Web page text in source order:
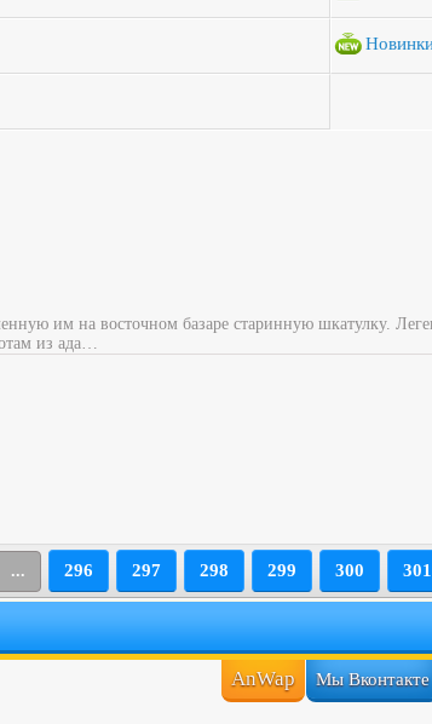
им на восточном базаре старинную шкатулку.
из ада…
... 296 297 298 299 300 301
AnWap Мы Вконтакте